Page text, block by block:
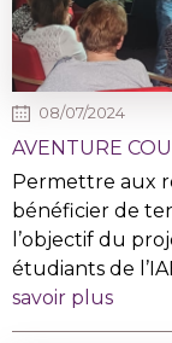
08/07/2024
AVENTURE
Permettre aux
bénéficier de
l’objectif du
étudiants de
savoir plus